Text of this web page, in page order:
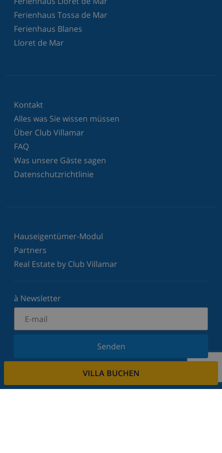
VILLA BUCHEN
Ferienhaus Tossa de Mar
Ferienhaus Blanes
Lloret de Mar
Kontakt
Alles was Sie wissen müssen
Über Club Villamar
FAQ
Was unsere Gäste sagen
Datenschutzrichtlinie
Hauseigentümer-Modul
Partners
Real Estate by Club Villamar
à Newsletter
Senden
Melden Sie sich für unseren Newsletter an und
dem Laufenden. Wir respektieren Ihre Privatsphäre.